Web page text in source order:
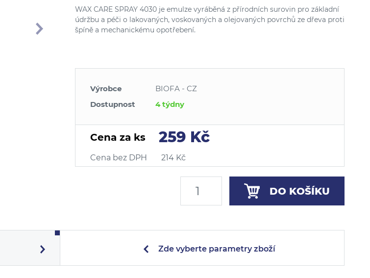
WAX CARE SPRAY 4030 je emulze vyráběná z přírodních surovin pro základní
údržbu a péči o lakovaných, voskovaných a olejovaných povrchů ze dřeva proti
špíně a mechanickému opotřebení.
Výrobce
BIOFA - CZ
Dostupnost
4 týdny
Cena za ks 259 Kč
Cena bez DPH 214 Kč
DO KOŠÍKU